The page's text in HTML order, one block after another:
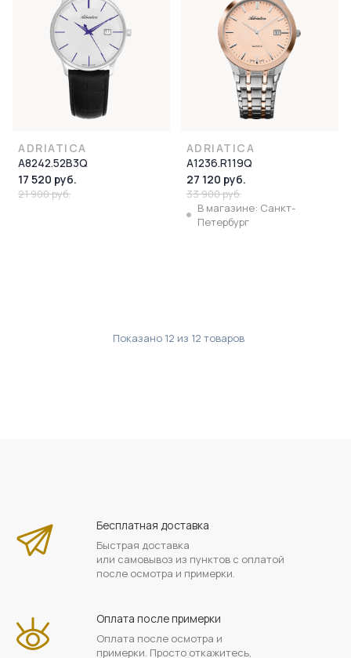
ADRIATICA
A8242.52B3Q
17 520 руб.
21 900 руб.
ADRIATICA
A1236.R119Q
27 120 руб.
33 900 руб.
В магазине: Санкт-
Петербург
Показано 12 из 12 товаров
Бесплатная доставка
Быстрая доставка
или самовывоз из пунктов с оплатой
после осмотра и примерки.
Оплата после примерки
Оплата после осмотра и
примерки. Просто откажитесь,